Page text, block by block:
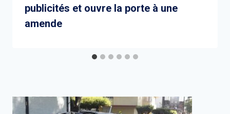
publicités et ouvre la porte à une
amende